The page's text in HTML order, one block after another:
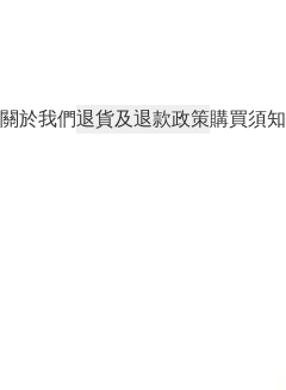
關於我們退貨及退款政策購買須知